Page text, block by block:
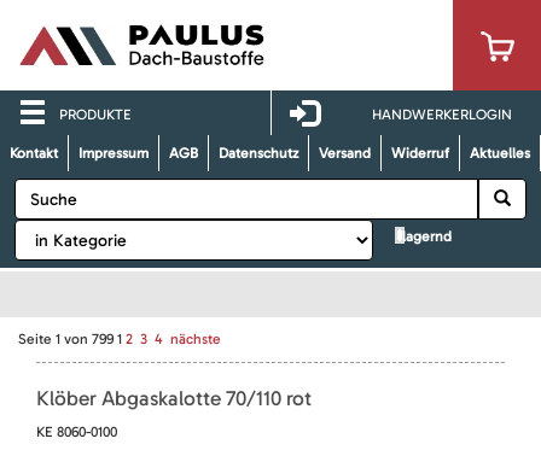
PRODUKTE HANDWERKERLOGIN
Kontakt Impressum AGB Datenschutz Versand Widerruf Aktuelles
lagernd
Seite 1 von 799 1 2 3 4 nächste
Klöber Abgaskalotte 70/110 rot
KE 8060-0100